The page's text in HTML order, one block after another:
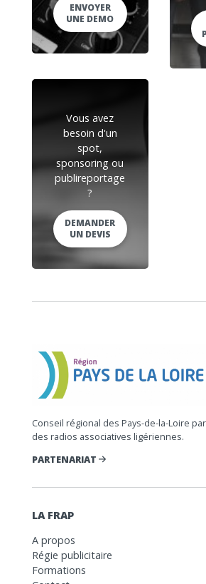
ENVOYER
UNE DEMO
Vous avez
besoin d'un
spot,
sponsoring ou
publireportage
?
DEMANDER
UN DEVIS
Conseil régional des Pays-de-la-Loire
des radios associatives ligériennes.
PARTENARIAT
LA FRAP
A propos
Régie publicitaire
Formations